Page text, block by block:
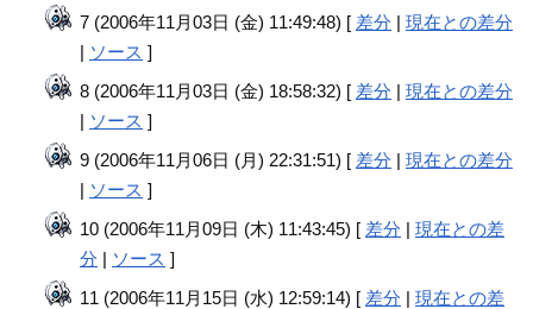
7 (2006年11月03日 (金) 11:49:48) [ 差分 |現在との差分
| ソース ]
8 (2006年11月03日 (金) 18:58:32) [ 差分 |現在との差分
| ソース ]
9 (2006年11月06日 (月) 22:31:51) [ 差分 |現在との差分
| ソース ]
10 (2006年11月09日 (木) 11:43:45) [ 差分 |現在との差
分 | ソース ]
11 (2006年11月15日 (水) 12:59:14) [ 差分 |現在との差